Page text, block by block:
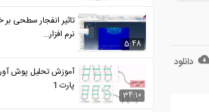
دانلود
5:48
تاثیر انفجار سطحی بر
نرم افزار...
34:10
آموزش تحلیل پوش
پارت 1